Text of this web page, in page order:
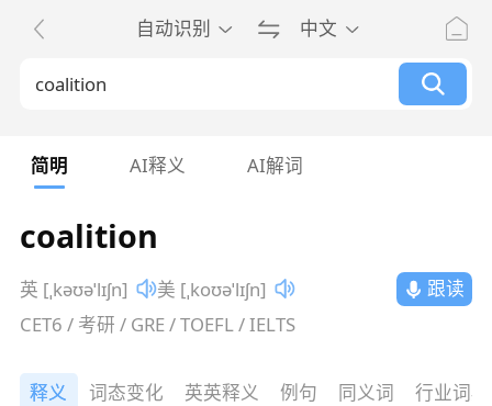
自动识别 中文
简明 AI释义 AI解词
coalition
英 [ˌkəʊəˈlɪʃn] 美 [ˌkoʊəˈlɪʃn]
跟读
CET6 / 考研 / GRE / TOEFL / IELTS
释义 词态变化 英英释义 例句 同义词 行业词典